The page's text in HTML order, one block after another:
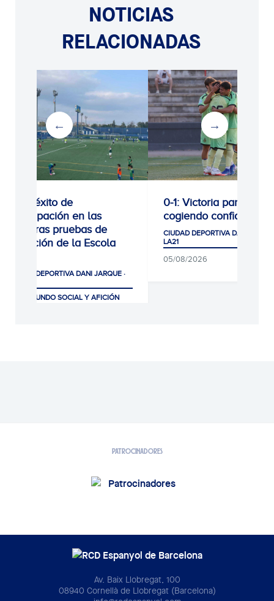
NOTICIAS
RELACIONADAS
en las
pruebas de
de la Escola
DANI JARQUE ·
SOCIAL Y AFICIÓN
0-1: Victoria para seguir
cogiendo confianza
CIUDAD DEPORTIVA DANI JARQUE ·
05/08/2026
PATROCINADORES
Av. Baix Llobregat, 100
08940 Cornellà de Llobregat (Barcelona)